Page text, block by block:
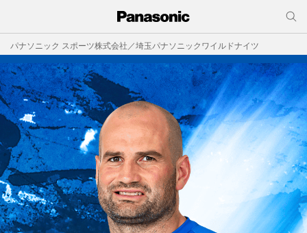
パナソニック スポーツ株式会社／埼玉パナソニックワイルドナイツ